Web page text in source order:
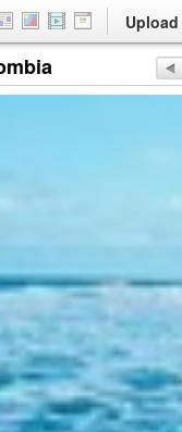
Upload